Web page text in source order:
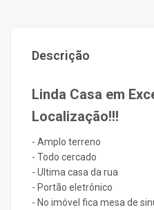
Descrição
Linda Casa em
Localização!!!
- Amplo terreno
- Todo cercado
- Ultima casa da rua
- Portão eletrônico
- No imóvel fica mesa de